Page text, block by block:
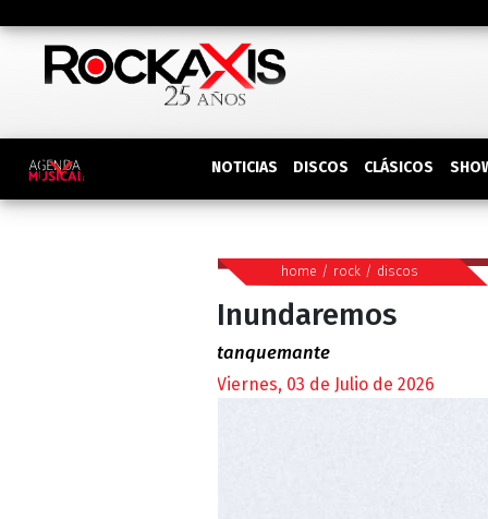
NOTICIAS DISCOS CLÁSICOS
home / rock / discos
Inundaremos
tanquemante
Viernes, 03 de Julio de 2026